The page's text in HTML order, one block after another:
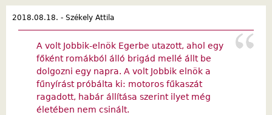
2018.08.18. - Székely Attila
A volt Jobbik-elnök Egerbe utazott, ahol egy
főként romákból álló brigád mellé állt be
dolgozni egy napra. A volt Jobbik elnök a
fűnyírást próbálta ki: motoros fűkaszát
ragadott, habár állítása szerint ilyet még
életében nem csinált.